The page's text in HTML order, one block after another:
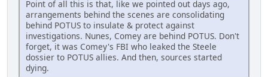
Point of all this is that, like we pointed out days ago,
arrangements behind the scenes are consolidating
behind POTUS to insulate & protect against
investigations. Nunes, Comey are behind POTUS. Don't
forget, it was Comey's FBI who leaked the Steele
dossier to POTUS allies. And then, sources started
dying.